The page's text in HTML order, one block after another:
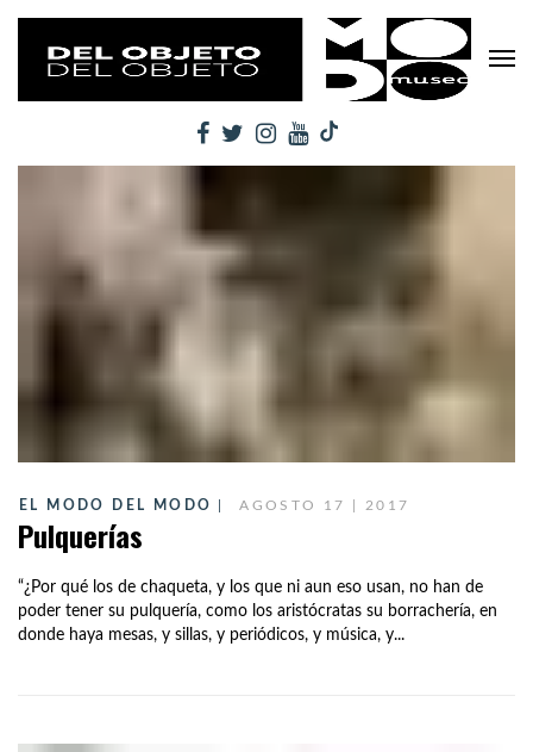
EL MODO DEL MODO AGOSTO 17 | 2017
Pulquerías
“¿Por qué los de chaqueta, y los que ni aun eso usan, no han de
poder tener su pulquería, como los aristócratas su borrachería, en
donde haya mesas, y sillas, y periódicos, y música, y...